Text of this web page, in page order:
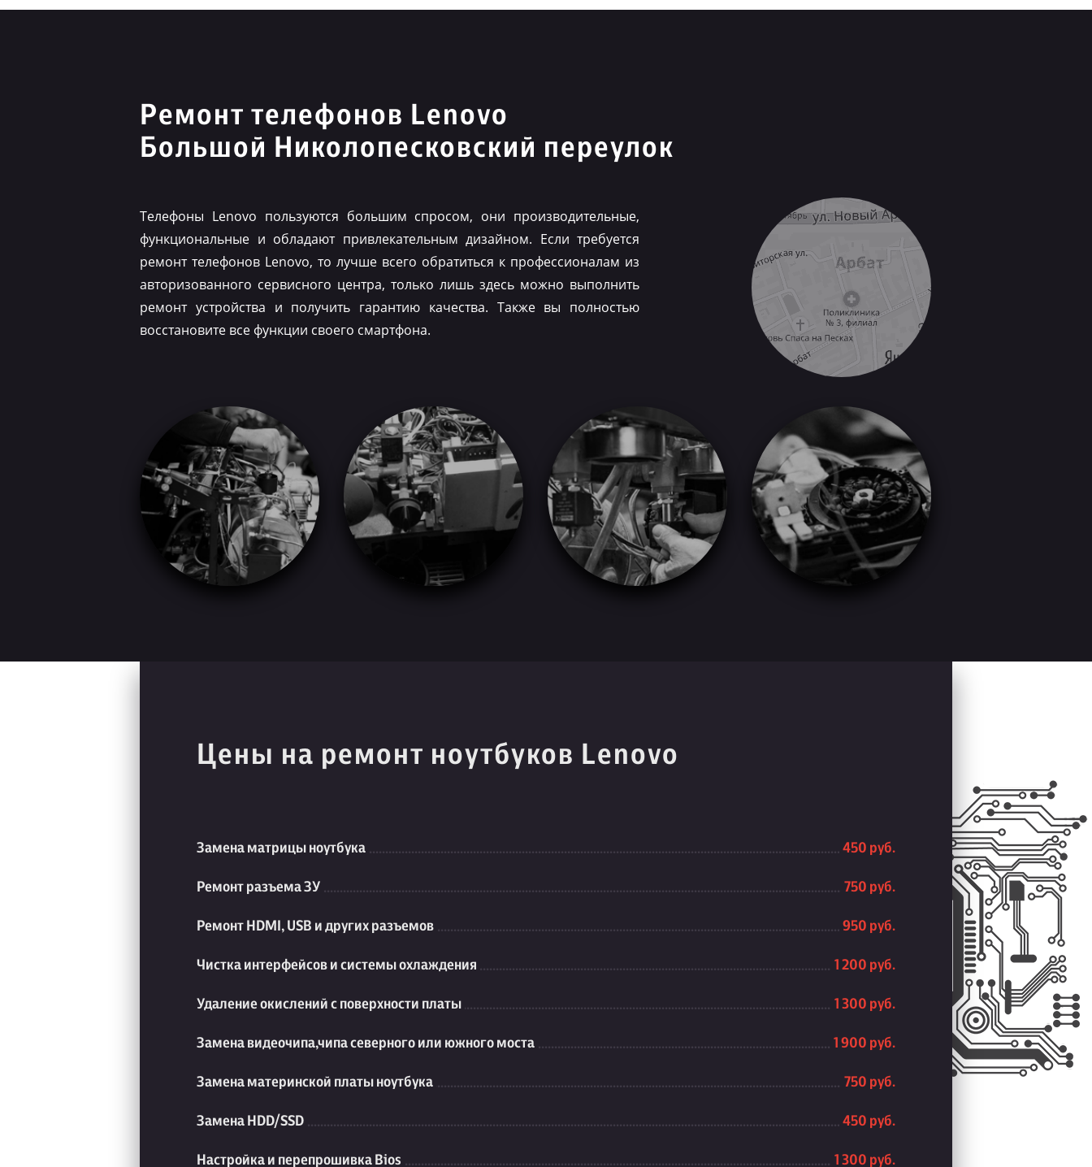
Ремонт телефонов Lenovo
Большой Николопесковский переулок
Телефоны Lenovo пользуются большим спросом, они производительные,
функциональные и обладают привлекательным дизайном. Если требуется
ремонт телефонов Lenovo, то лучше всего обратиться к профессионалам из
авторизованного сервисного центра, только лишь здесь можно выполнить
ремонт устройства и получить гарантию качества. Также вы полностью
восстановите все функции своего смартфона.
Цены на ремонт ноутбуков Lenovo
Замена матрицы ноутбука 450 руб.
Ремонт разъема ЗУ 750 руб.
Ремонт HDMI, USB и других разъемов 950 руб.
Чистка интерфейсов и системы охлаждения 1 200 руб.
Удаление окислений с поверхности платы 1 300 руб.
Замена видеочипа,чипа северного или южного моста 1 900 руб.
Замена материнской платы ноутбука 750 руб.
Замена HDD/SSD 450 руб.
Настройка и перепрошивка Bios 1 300 руб.